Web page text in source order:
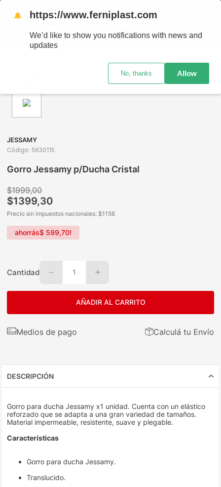
JESSAMY
Código:5630115
Gorro Jessamy p/Ducha Cristal
$1999,00
$1399,30
Precio sin impuestos nacionales: $1156
ahorrás$ 599,70!
Cantidad 1
AÑADIR AL CARRITO
Medios de pago Calculá tu Envío
DESCRIPCIÓN
Gorro para ducha Jessamy x1 unidad. Cuenta con un elástico
reforzado que se adapta a una gran variedad de tamaños.
Material impermeable, resistente, suave y plegable.
Características
Gorro para ducha Jessamy.
Translucido.
🔔 https://www.ferniplast.com
We’d like to show you notifications with news and
updates
No, thanks Allow